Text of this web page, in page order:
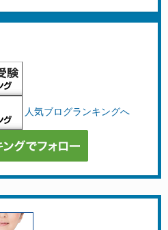
人気ブログランキングへ